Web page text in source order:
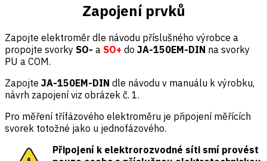
Zapojení prvků
Zapojte elektroměr dle návodu příslušného výrobce a
propojte svorky SO- a SO+ do JA-150EM-DIN na svorky
PU a COM.
Zapojte JA-150EM-DIN dle návodu v manuálu k výrobku,
návrh zapojení viz obrázek č. 1.
Pro měření třífázového elektroměru je připojení měřících
svorek totožné jako u jednofázového.
Připojení k elektrorozvodné síti smí provést